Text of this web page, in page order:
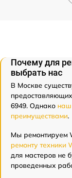
Почему для
выбрать нас
В Москве
6949. Однако наш
преимуществами.
Мы ремонтируем
ремонту техники
для мастеров не
проведенных